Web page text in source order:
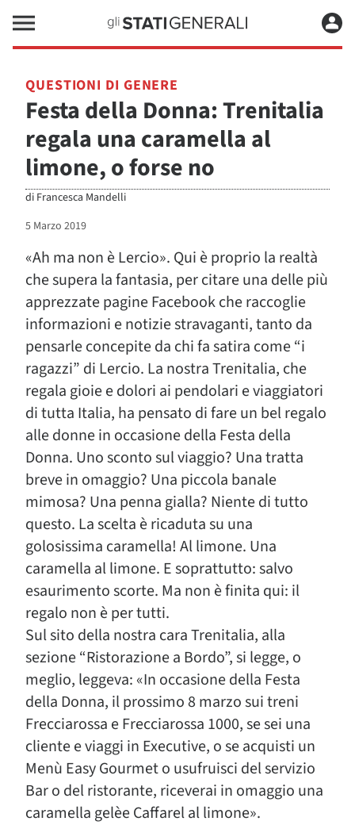
QUESTIONI DI GENERE
Festa della Donna: Trenitalia
regala una caramella al
limone, o forse no
di Francesca Mandelli
5 Marzo 2019
«Ah ma non è Lercio». Qui è proprio la realtà
che supera la fantasia, per citare una delle più
apprezzate pagine Facebook che raccoglie
informazioni e notizie stravaganti, tanto da
pensarle concepite da chi fa satira come “i
ragazzi” di Lercio. La nostra Trenitalia, che
regala gioie e dolori ai pendolari e viaggiatori
di tutta Italia, ha pensato di fare un bel regalo
alle donne in occasione della Festa della
Donna. Uno sconto sul viaggio? Una tratta
breve in omaggio? Una piccola banale
mimosa? Una penna gialla? Niente di tutto
questo. La scelta è ricaduta su una
golosissima caramella! Al limone. Una
caramella al limone. E soprattutto: salvo
esaurimento scorte. Ma non è finita qui: il
regalo non è per tutti.
Sul sito della nostra cara Trenitalia, alla
sezione “Ristorazione a Bordo”, si legge, o
meglio, leggeva: «In occasione della Festa
della Donna, il prossimo 8 marzo sui treni
Frecciarossa e Frecciarossa 1000, se sei una
cliente e viaggi in Executive, o se acquisti un
Menù Easy Gourmet o usufruisci del servizio
Bar o del ristorante, riceverai in omaggio una
caramella gelèe Caffarel al limone».